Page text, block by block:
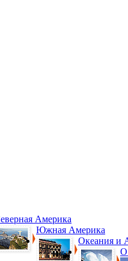
Америка
Южная Америка
Океания и
О